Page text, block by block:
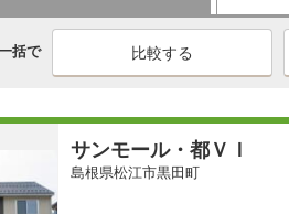
括で
サンモール・都ＶＩ
島根県松江市黒田町